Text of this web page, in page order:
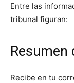
Entre las
tribunal figuran:
Resumen
Recibe en tu